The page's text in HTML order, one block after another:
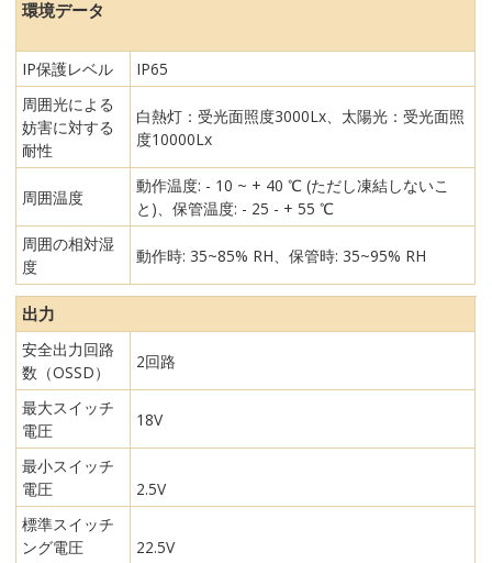
環境データ
IP保護レベル
IP65
周囲光による
妨害に対する
耐性
白熱灯：受光面照度3000Lx、太陽光：受光面照
度10000Lx
周囲温度
動作温度: - 10 ~ + 40 ℃ (ただし凍結しないこ
と)、保管温度: - 25 - + 55 ℃
周囲の相対湿
度
動作時: 35~85% RH、保管時: 35~95% RH
出力
安全出力回路
数（OSSD）
2回路
最大スイッチ
電圧
18V
最小スイッチ
電圧
2.5V
標準スイッチ
ング電圧
22.5V